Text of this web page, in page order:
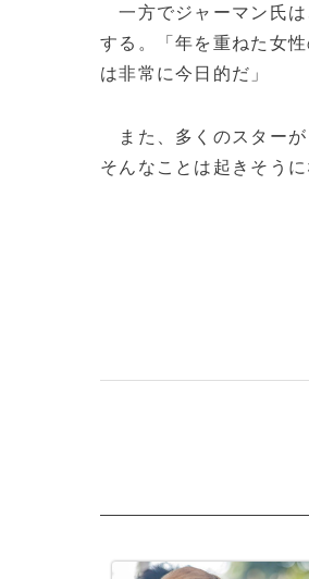
一方でジャーマン氏は
する。「年を重ねた女
は非常に今日的だ」
また、多くのスターが
そんなことは起きそう